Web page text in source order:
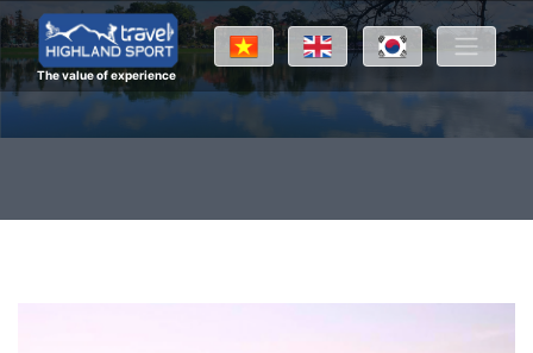
The value of experience